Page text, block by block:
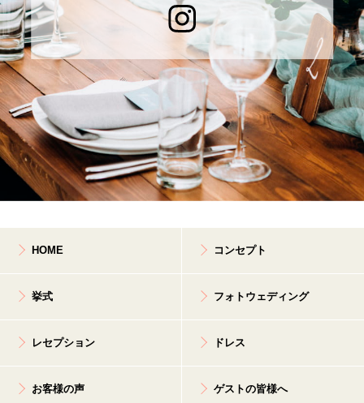
HOME コンセプト
挙式 フォトウェディング
レセプション ドレス
お客様の声 ゲストの皆様へ